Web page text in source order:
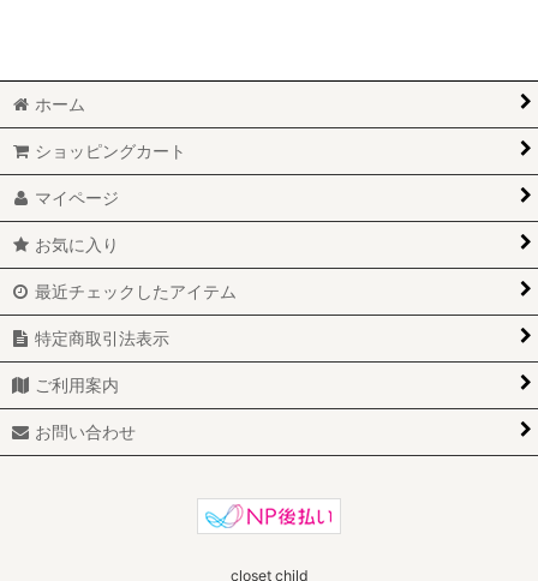
ホーム
ショッピングカート
マイページ
お気に入り
最近チェックしたアイテム
特定商取引法表示
ご利用案内
お問い合わせ
closet child